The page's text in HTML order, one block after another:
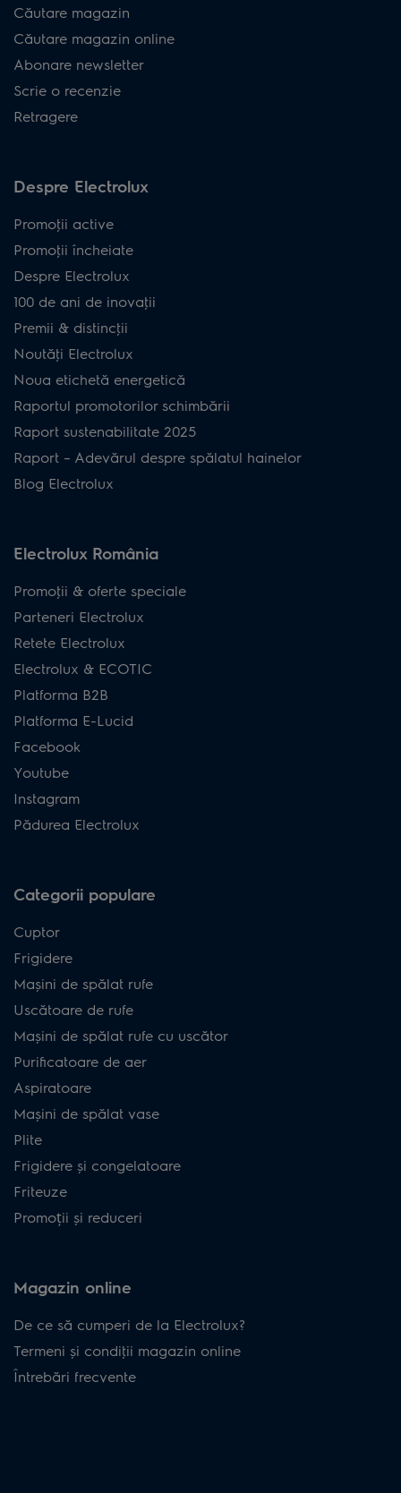
Căutare magazin
Căutare magazin online
Abonare newsletter
Scrie o recenzie
Retragere
Despre Electrolux
Promoţii active
Promoţii încheiate
Despre Electrolux
100 de ani de inovaţii
Premii & distincţii
Noutăţi Electrolux
Noua etichetă energetică
Raportul promotorilor schimbării
Raport sustenabilitate 2025
Raport – Adevărul despre spălatul hainelor
Blog Electrolux
Electrolux România
Promoţii & oferte speciale
Parteneri Electrolux
Retete Electrolux
Electrolux & ECOTIC
Platforma B2B
Platforma E-Lucid
Facebook
Youtube
Instagram
Pădurea Electrolux
Categorii populare
Cuptor
Frigidere
Mașini de spălat rufe
Uscătoare de rufe
Mașini de spălat rufe cu uscător
Purificatoare de aer
Aspiratoare
Mașini de spălat vase
Plite
Frigidere și congelatoare
Friteuze
Promoții și reduceri
Magazin online
De ce să cumperi de la Electrolux?
Termeni și condiţii magazin online
Întrebări frecvente